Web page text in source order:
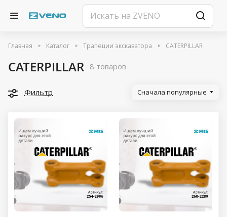
Главная Каталог Трапеции экскаватора CATERPILLAR
CATERPILLAR 8 товаров
Фильтр Сначала популярные